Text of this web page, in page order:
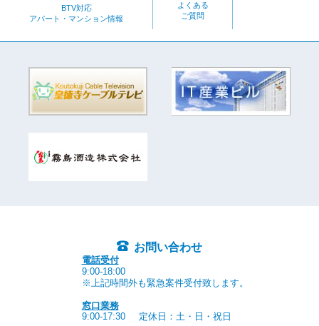
BTV対応
アパート・マンション情報
よくある
ご質問
お問い合わせ
電話受付
9:00-18:00
※上記時間外も緊急案件受付致します。
窓口業務
9:00-17:30
定休日：土・日・祝日